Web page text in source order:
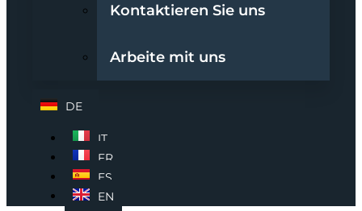
Kontaktieren Sie uns
Arbeite mit uns
DE
IT
FR
ES
EN